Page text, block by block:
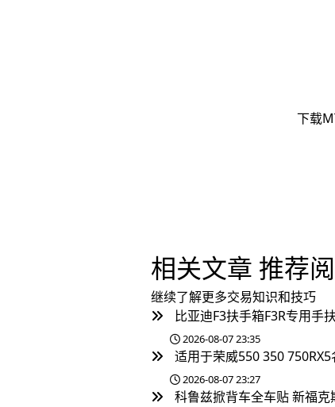
下载
相关文章 推荐
继续了解更多交易知识和技巧
比亚迪F3扶手箱F3R专用手
2026-08-07 23:35
适用于荣威550 350
2026-08-07 23:27
科鲁兹掀背车全车贴 新福